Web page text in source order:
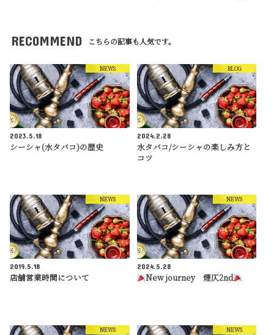
RECOMMEND こちらの記事も人気です。
NEWS
2023.5.18
シーシャ(水タバコ)の歴史
BLOG
2024.2.28
水タバコ/シーシャの楽しみ方と
コツ
NEWS
2019.5.18
店舗営業時間について
NEWS
2024.5.28
New journey 煙仄2nd
NEWS NEWS